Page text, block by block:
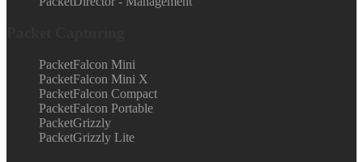
PacketFalcon Mini
PacketFalcon Mini X
PacketFalcon Compact
PacketFalcon Portable
PacketGrizzly
PacketGrizzly Lite